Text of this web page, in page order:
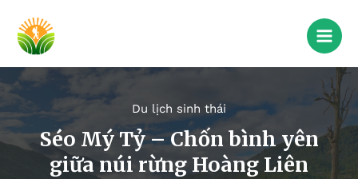
Du lịch sinh thái
Séo Mý Tỷ – Chốn bình yên
giữa núi rừng Hoàng Liên